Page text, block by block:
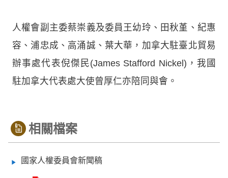
人權會副主委蔡崇義及委員王幼玲、田秋堇、紀惠
容、浦忠成、高涌誠、葉大華，加拿大駐臺北貿易
辦事處代表倪傑民(James Stafford Nickel)，我國
駐加拿大代表處大使曾厚仁亦陪同與會。
相關檔案
國家人權委員會新聞稿